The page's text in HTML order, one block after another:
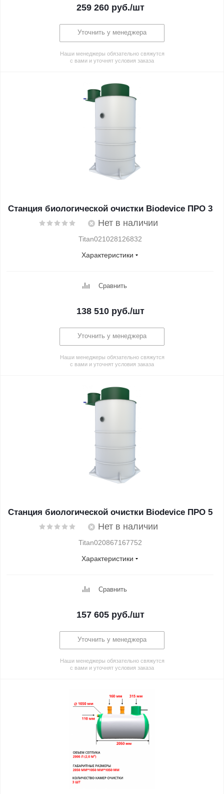
259 260руб./шт
Уточнить у менеджера
Наши менеджеры обязательно свяжутся
с вами и уточнят условия заказа
Станция биологической очистки Biodevice ПРО 3
Нет в наличии
Titan021028126832
Характеристики
Сравнить
138 510руб./шт
Уточнить у менеджера
Наши менеджеры обязательно свяжутся
с вами и уточнят условия заказа
Станция биологической очистки Biodevice ПРО 5
Нет в наличии
Titan020867167752
Характеристики
Сравнить
157 605руб./шт
Уточнить у менеджера
Наши менеджеры обязательно свяжутся
с вами и уточнят условия заказа